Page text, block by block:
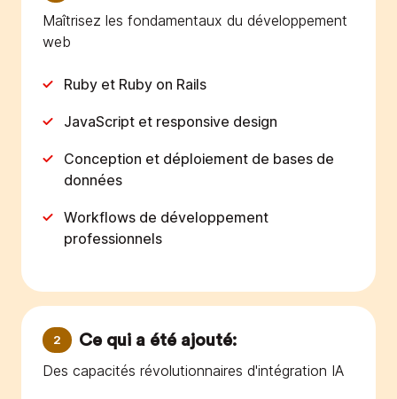
Maîtrisez les fondamentaux du développement
web
Ruby et Ruby on Rails
JavaScript et responsive design
Conception et déploiement de bases de
données
Workflows de développement
professionnels
2
Ce qui a été ajouté:
Des capacités révolutionnaires d'intégration IA